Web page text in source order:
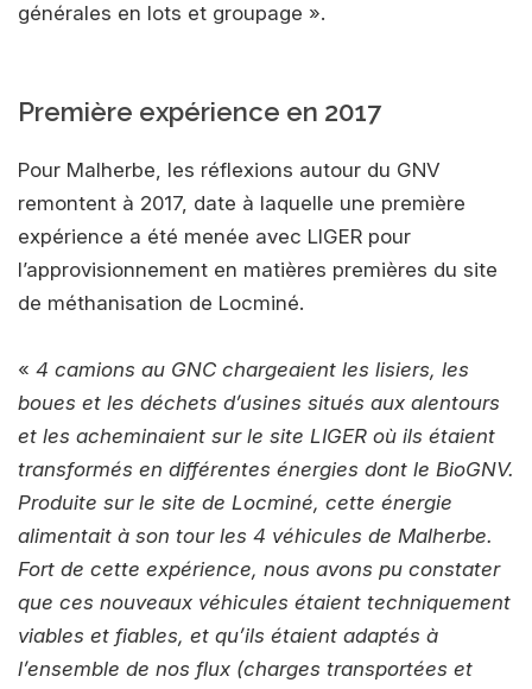
générales en lots et groupage ».
Première expérience en 2017
Pour Malherbe, les réflexions autour du GNV
remontent à 2017, date à laquelle une première
expérience a été menée avec LIGER pour
l’approvisionnement en matières premières du site
de méthanisation de Locminé.
« 4 camions au GNC chargeaient les lisiers, les
boues et les déchets d’usines situés aux alentours
et les acheminaient sur le site LIGER où ils étaient
transformés en différentes énergies dont le BioGNV.
Produite sur le site de Locminé, cette énergie
alimentait à son tour les 4 véhicules de Malherbe.
Fort de cette expérience, nous avons pu constater
que ces nouveaux véhicules étaient techniquement
viables et fiables, et qu’ils étaient adaptés à
l’ensemble de nos flux (charges transportées et